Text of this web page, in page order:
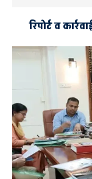
रिपोर्ट व